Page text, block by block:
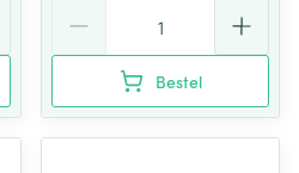
Bestel